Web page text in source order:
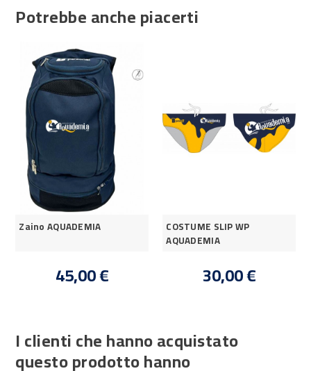
Potrebbe anche piacerti
Zaino AQUADEMIA
45,00 €
COSTUME SLIP WP
AQUADEMIA
30,00 €
I clienti che hanno acquistato
questo prodotto hanno